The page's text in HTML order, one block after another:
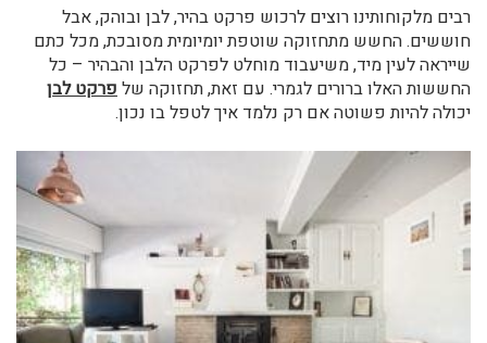
רבים מלקוחותינו רוצים לרכוש פרקט בהיר, לבן ובוהק, אבל
חוששים. החשש מתחזוקה שוטפת יומיומית מסובכת, מכל כתם
שייראה לעין מיד, משיעבוד מוחלט לפרקט הלבן והבהיר – כל
החששות האלו ברורים לגמרי. עם זאת, תחזוקה שלפרקט לבן
יכולה להיות פשוטה אם רק נלמד איך לטפל בו נכון.